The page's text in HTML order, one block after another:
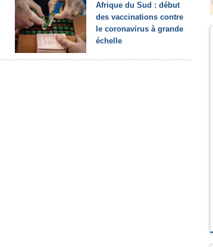
Afrique du Sud : début
des vaccinations contre
le coronavirus à grande
échelle